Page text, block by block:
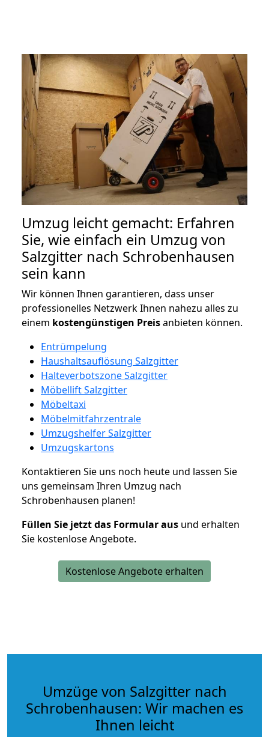
Umzug leicht gemacht: Erfahren
Sie, wie einfach ein Umzug von
Salzgitter nach Schrobenhausen
sein kann
Wir können Ihnen garantieren, dass unser
professionelles Netzwerk Ihnen nahezu alles zu
einem kostengünstigen Preisanbieten können.
Entrümpelung
Haushaltsauflösung Salzgitter
Halteverbotszone Salzgitter
Möbellift Salzgitter
Möbeltaxi
Möbelmitfahrzentrale
Umzugshelfer Salzgitter
Umzugskartons
Kontaktieren Sie uns noch heute und lassen Sie
uns gemeinsam Ihren Umzug nach
Schrobenhausen planen!
Füllen Sie jetzt das Formular aus und erhalten
Sie kostenlose Angebote.
Kostenlose Angebote erhalten
Umzüge von Salzgitter nach
Schrobenhausen: Wir machen es
Ihnen leicht